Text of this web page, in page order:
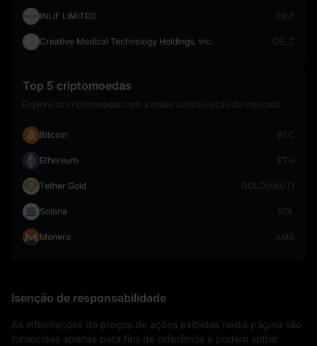
INLIF LIMITED INLF
Creative Medical Technology Holdings, Inc. CELZ
Top 5 criptomoedas
Explore as criptomoedas com a maior capitalização de mercado.
Bitcoin BTC
Ethereum ETH
Tether Gold GOLD(XAUT)
Solana SOL
Monero XMR
Isenção de responsabilidade
As informações de preços de ações exibidas nesta página são
fornecidas apenas para fins de referência e podem sofrer